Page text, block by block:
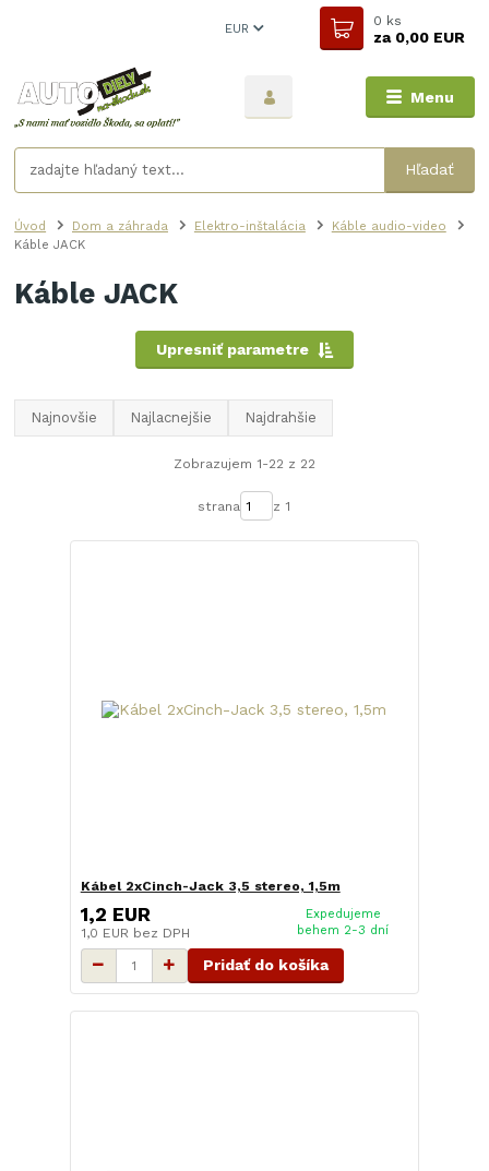
Menu
EUR
Hľadať
0 ks
za0,00 EUR
Úvod Dom a záhrada Elektro-inštalácia
Káble audio-video
Káble JACK
Káble JACK
Upresniť parametre
Najnovšie Najlacnejšie Najdrahšie
Zobrazujem 1-22 z 22
strana z 1
Kábel 2xCinch-Jack 3,5 stereo, 1,5m
1,2 EUR
1,0 EUR bez DPH
Expedujeme
behem 2-3 dní
Pridať do košíka